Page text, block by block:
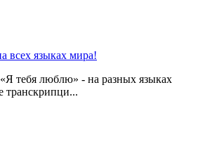
всех языках мира!
«Я тебя люблю» - на разных языках
транскрипци...